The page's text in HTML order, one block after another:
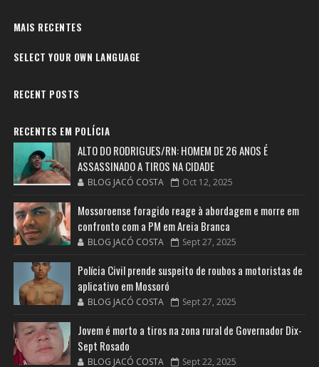
MAIS RECENTES
SELECT YOUR OWN LANGUAGE
RECENT POSTS
RECENTES EM POLÍCIA
ALTO DO RODRIGUES/RN: HOMEM DE 26 ANOS É
ASSASSINADO A TIROS NA CIDADE
BLOG JACÓ COSTA Oct 12, 2025
Mossoroense foragido reage à abordagem e morre em
confronto com a PM em Areia Branca
BLOG JACÓ COSTA Sept 27, 2025
Polícia Civil prende suspeito de roubos a motoristas de
aplicativo em Mossoró
BLOG JACÓ COSTA Sept 27, 2025
Jovem é morto a tiros na zona rural de Governador Dix-
Sept Rosado
BLOG JACÓ COSTA Sept 22, 2025